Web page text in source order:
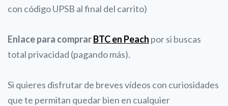
con código UPSB al final del carrito)
Enlace para comprarBTC en Peach por si buscas
total privacidad (pagando más).
Si quieres disfrutar de breves vídeos con curiosidades
que te permitan quedar bien en cualquier